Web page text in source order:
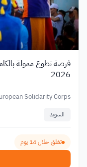
فرصة تطوع ممولة
2026
Solidarity Corps
السويد
تغلق خلال 14 يوم